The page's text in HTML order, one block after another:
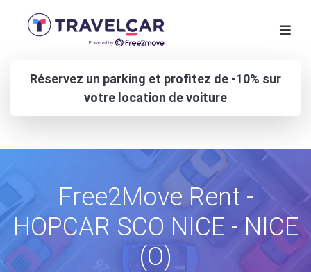
Réservez un parking et profitez de -10% sur
votre location de voiture
Free2Move Rent -
HOPCAR SCO NICE - NICE
(O)